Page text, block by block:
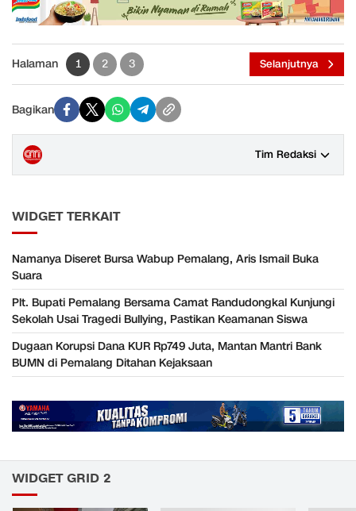
Halaman 1 2 3 Selanjutnya
Bagikan
Tim Redaksi
WIDGET TERKAIT
Namanya Diseret Bursa Wabup Pemalang, Aris Ismail Buka
Suara
Plt. Bupati Pemalang Bersama Camat Randudongkal Kunjungi
Sekolah Usai Tragedi Bullying, Pastikan Keamanan Siswa
Dugaan Korupsi Dana KUR Rp749 Juta, Mantan Mantri Bank
BUMN di Pemalang Ditahan Kejaksaan
WIDGET GRID 2